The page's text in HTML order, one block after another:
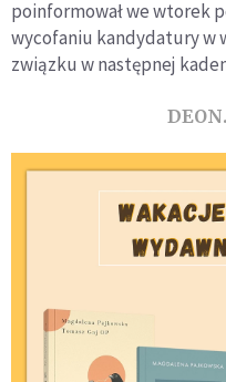
poinformował we wtorek
wycofaniu kandydatury w
związku w następnej